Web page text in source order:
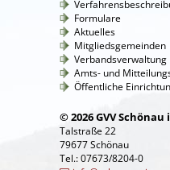
Formulare
Aktuelles
Mitgliedsgemeinden
Verbandsverwaltung
Amts- und
Öffentliche
© 2026 GVV
Talstraße 22
79677 Schönau
Tel.: 07673/8204-0